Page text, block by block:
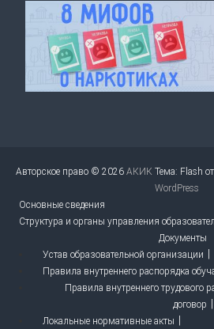
Авторское право © 2026 АКИК Тема: Flash от
WordPress
Основные сведения
Структура и органы управления
Документы
Устав образовательной организации
Правила внутреннего распорядка
Правила внутреннего трудового
договор
Локальные нормативные акты